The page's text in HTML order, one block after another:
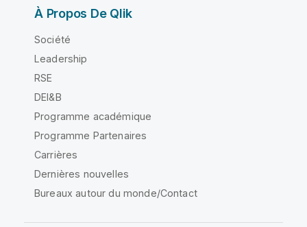
À Propos De Qlik
Société
Leadership
RSE
DEI&B
Programme académique
Programme Partenaires
Carrières
Dernières nouvelles
Bureaux autour du monde/Contact